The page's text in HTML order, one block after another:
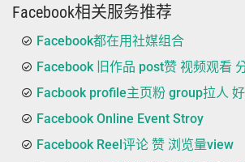
Facebook相关服务推荐
Facebook都在用社媒组合
Facebook 旧作品 post赞 视频观看
Facbook profile主页粉 group拉人
Facebook Online Event Stroy
Facebook Reel评论 赞 浏览量view